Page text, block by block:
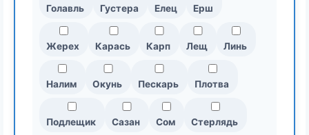
Голавль Густера Елец Ерш
Жерех Карась Карп Лещ Линь
Налим Окунь Пескарь Плотва
Подлещик Сазан Сом Стерлядь